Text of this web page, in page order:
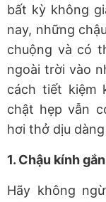
bất kỳ không
nay, những
chuộng và có
ngoài trời vào
cách tiết kiệm
chật hẹp vẫn
hơi thở dịu
1. Chậu kính
Hãy không